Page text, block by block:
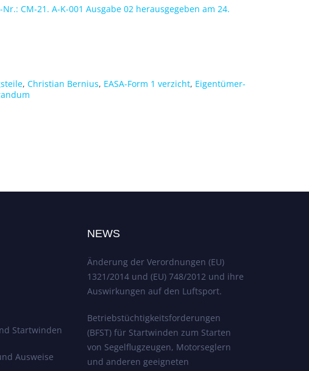
CM-21. A-K-001 Ausgabe 02 herausgegeben am 24.
, Christian Bernius, EASA-Form 1 verzicht, Eigentümer-
Startwinden
Ausweise
NEWS
Änderung der Verordnungen (EU)
1321/2014 und (EU) 748/2012 und ihre
Auswirkungen auf den Luftsport.
Betriebstüchtigkeitsforderungen
(BFST) für Startwinden zum Starten
von Segelflugzeugen, Motorseglern
und anderen geeigneten